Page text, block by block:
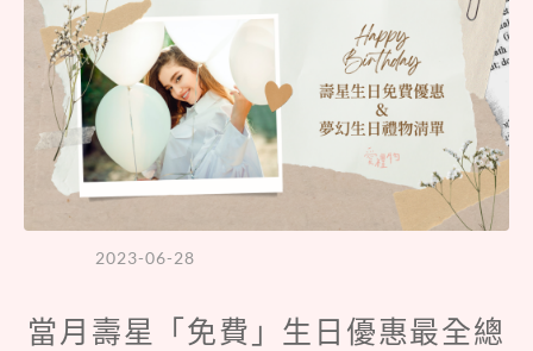
2023-06-28
當月壽星「免費」生日優惠最全總